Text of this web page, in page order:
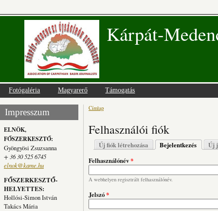
Kárpát-
Fotógaléria Magyarerő Támogatás
Impresszum
ELNÖK,
FŐSZERKESZTŐ:
Gyöngyösi Zsuzsanna
+ 36 30 525 6745
elnok@kame.hu
FŐSZERKESZTŐ-
HELYETTES:
Hollósi-Simon István
Takács Mária
Jelenlegi hely
Címlap
Felhasználói fiók
Elsődleges fülek
Új fiók létrehozása Bejelentkezés (aktív
Új
Felhasználónév*
A webhelyen regisztrált felhasználónév.
Jelszó*